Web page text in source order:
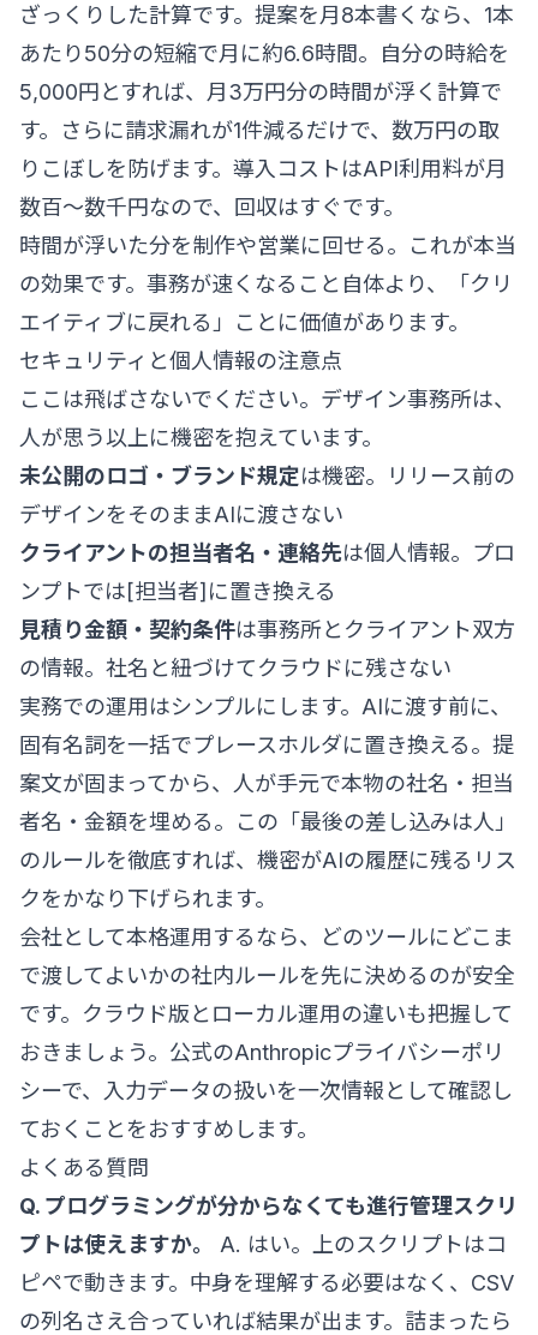
ざっくりした計算です。提案を月8本書くなら、1本
あたり50分の短縮で月に約6.6時間。自分の時給を
5,000円とすれば、月3万円分の時間が浮く計算で
す。さらに請求漏れが1件減るだけで、数万円の取
りこぼしを防げます。導入コストはAPI利用料が月
数百〜数千円なので、回収はすぐです。
時間が浮いた分を制作や営業に回せる。これが本当
の効果です。事務が速くなること自体より、「クリ
エイティブに戻れる」ことに価値があります。
セキュリティと個人情報の注意点
ここは飛ばさないでください。デザイン事務所は、
人が思う以上に機密を抱えています。
未公開のロゴ・ブランド規定は機密。リリース前の
デザインをそのままAIに渡さない
クライアントの担当者名・連絡先は個人情報。プロ
ンプトでは[担当者]に置き換える
見積り金額・契約条件は事務所とクライアント双方
の情報。社名と紐づけてクラウドに残さない
実務での運用はシンプルにします。AIに渡す前に、
固有名詞を一括でプレースホルダに置き換える。提
案文が固まってから、人が手元で本物の社名・担当
者名・金額を埋める。この「最後の差し込みは人」
のルールを徹底すれば、機密がAIの履歴に残るリス
クをかなり下げられます。
会社として本格運用するなら、どのツールにどこま
で渡してよいかの社内ルールを先に決めるのが安全
です。クラウド版とローカル運用の違いも把握して
おきましょう。公式のAnthropicプライバシーポリ
シーで、入力データの扱いを一次情報として確認し
ておくことをおすすめします。
よくある質問
Q. プログラミングが分からなくても進行管理スクリ
プトは使えますか。
A. はい。上のスクリプトはコ
ピペで動きます。中身を理解する必要はなく、CSV
の列名さえ合っていれば結果が出ます。詰まったら